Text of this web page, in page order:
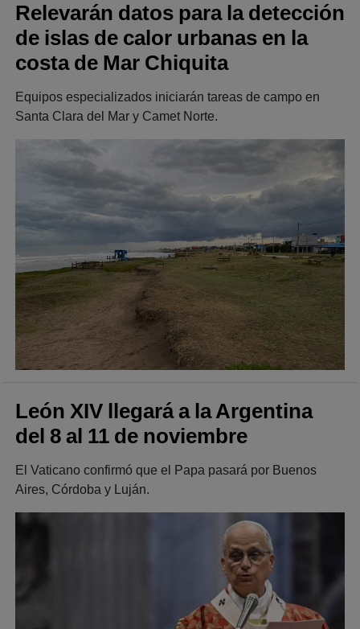
Relevarán datos para la detección
de islas de calor urbanas en la
costa de Mar Chiquita
Equipos especializados iniciarán tareas de campo en
Santa Clara del Mar y Camet Norte.
León XIV llegará a la Argentina
del 8 al 11 de noviembre
El Vaticano confirmó que el Papa pasará por Buenos
Aires, Córdoba y Luján.